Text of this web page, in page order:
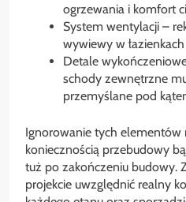
ogrzewania i komfort
System wentylacji –
wywiewy w
Detale
schody zewnętrzne
przemyślane pod
Ignorowanie tych elementów
koniecznością przebudowy
tuż po zakończeniu budowy.
projekcie uwzględnić realny